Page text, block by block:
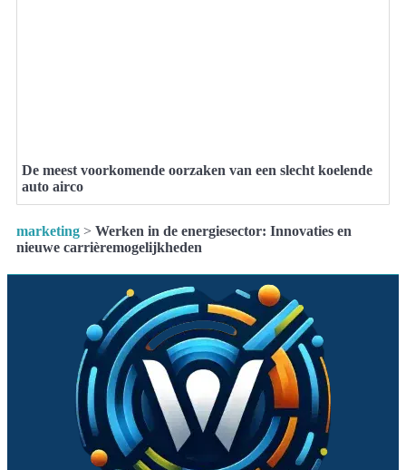
De meest voorkomende oorzaken van een slecht koelende
auto airco
marketing > Werken in de energiesector: Innovaties en
nieuwe carrièremogelijkheden